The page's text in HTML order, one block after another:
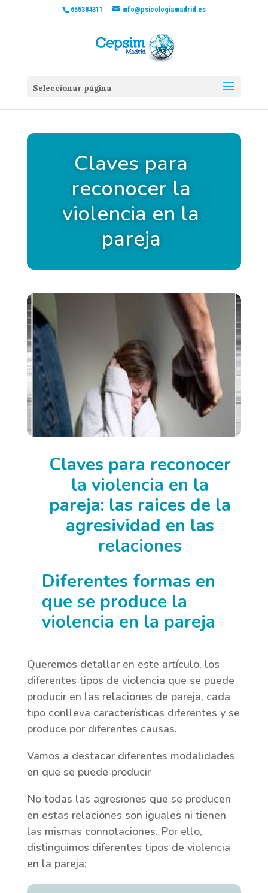
655384311 info@psicologiamadrid.es
Seleccionar página
Claves para
reconocer la
violencia en la
pareja
Claves para reconocer
la violencia en la
pareja: las raices de la
agresividad en las
relaciones
Diferentes formas en
que se produce la
violencia en la pareja
Queremos detallar en este artículo, los
diferentes tipos de violencia que se puede
producir en las relaciones de pareja, cada
tipo conlleva características diferentes y se
produce por diferentes causas.
Vamos a destacar diferentes modalidades
en que se puede producir
No todas las agresiones que se producen
en estas relaciones son iguales ni tienen
las mismas connotaciones. Por ello,
distinguimos diferentes tipos de violencia
en la pareja: